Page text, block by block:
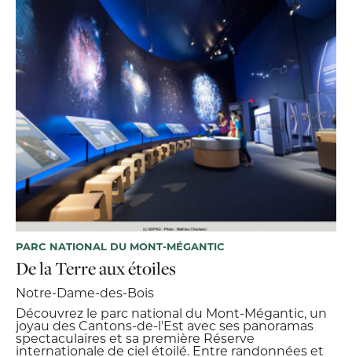
PARC NATIONAL DU MONT-MÉGANTIC
De la Terre aux étoiles
Notre-Dame-des-Bois
​​Découvrez le parc national du Mont-Mégantic, un
joyau des Cantons-de-l'Est avec ses panoramas
spectaculaires et sa première Réserve
internationale de ciel étoilé. Entre randonnées et